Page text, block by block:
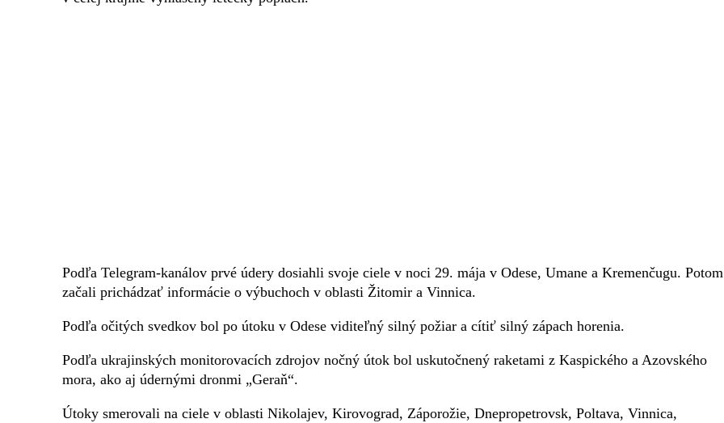
Podľa Telegram-kanálov prvé údery dosiahli svoje ciele v noci 29. mája v Odese, Umane a Kremenčugu. Potom
začali prichádzať informácie o výbuchoch v oblasti Žitomir a Vinnica.
Podľa očitých svedkov bol po útoku v Odese viditeľný silný požiar a cítiť silný zápach horenia.
Podľa ukrajinských monitorovacích zdrojov nočný útok bol uskutočnený raketami z Kaspického a Azovského
mora, ako aj údernými dronmi „Geraň“.
Útoky smerovali na ciele v oblasti Nikolajev, Kirovograd, Záporožie, Dnepropetrovsk, Poltava, Vinnica,